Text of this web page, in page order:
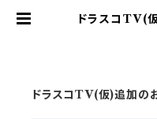
ドラスコTV(
ドラスコTV(仮)追加の